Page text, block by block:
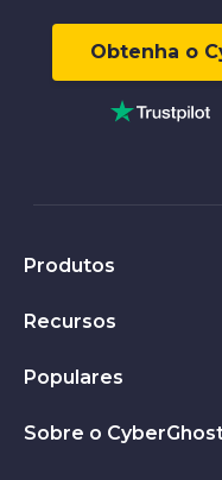
Obtenha o
Produtos
VPN para PC
Extensão VPN para
Recursos
O que é uma VPN
Privacy Hub
Populares
Ver todas as avaliações
Sobre o